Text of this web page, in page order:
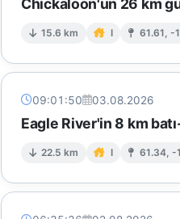
15.6 km I 61.61, -
09:01:50 03.08.2026
Eagle River'in 8 km
22.5 km I 61.34, -